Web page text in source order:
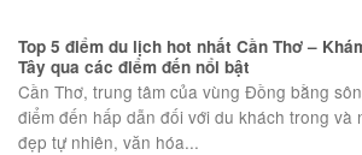
Top 5 điểm du lịch hot nhất Cần Thơ –
Tây qua các điểm đến nổi bật
Cần Thơ, trung tâm của vùng Đồng bằng
điểm đến hấp dẫn đối với du khách trong và
đẹp tự nhiên, văn hóa...